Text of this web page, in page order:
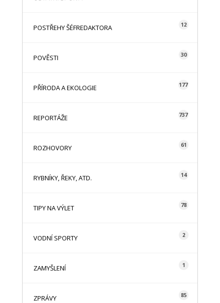
POSTŘEHY ŠÉFREDAKTORA 12
POVĚSTI 30
PŘÍRODA A EKOLOGIE 177
REPORTÁŽE 737
ROZHOVORY 61
RYBNÍKY, ŘEKY, ATD. 14
TIPY NA VÝLET 78
VODNÍ SPORTY 2
ZAMYŠLENÍ 1
ZPRÁVY 85